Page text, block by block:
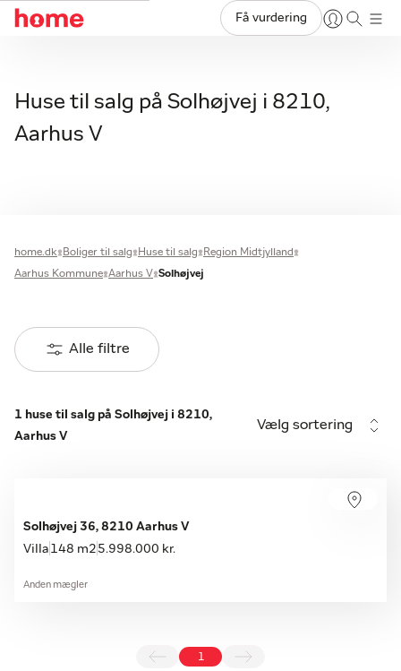
Få vurdering
Huse til salg på Solhøjvej i 8210,
Aarhus V
home.dk Boliger til salg Huse til salg
Region Midtjylland
Aarhus Kommune Aarhus V Solhøjvej
Alle filtre
1 huse til salg på Solhøjvej i 8210,
Aarhus V
Vælg sortering
Solhøjvej 36, 8210 Aarhus V
Villa 148 m2 5.998.000 kr.
Anden mægler